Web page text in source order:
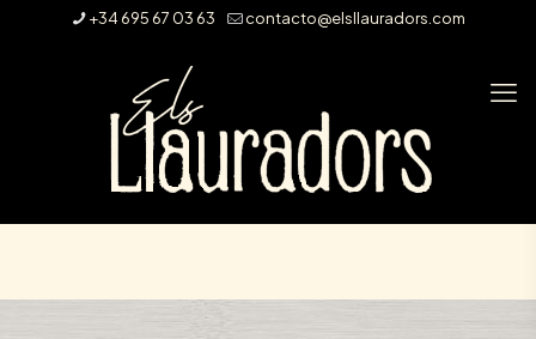
+34 695 67 03 63 contacto@elsllauradors.com